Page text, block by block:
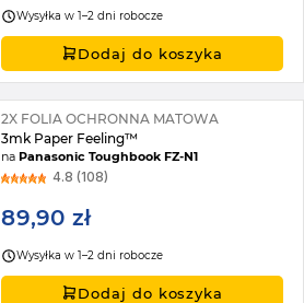
Wysyłka w 1–2 dni robocze
Dodaj do koszyka
2X FOLIA OCHRONNA MATOWA
3mk Paper Feeling™
naPanasonic Toughbook FZ-N1
4.8 (108)
89,90 zł
Wysyłka w 1–2 dni robocze
Dodaj do koszyka